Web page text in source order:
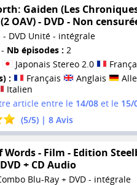
Gaiden (Les
OAV) - DVD - Non
- DVD Unité - intégrale
Nb épisodes : 2
Japonais Stereo 2.0
:
Français Anglais
Italien
article entre le 14/08et le 15/
(5/5) | 8Avis
Words - Film - Edition
+ CD Audio
Blu-Ray + DVD - intégrale